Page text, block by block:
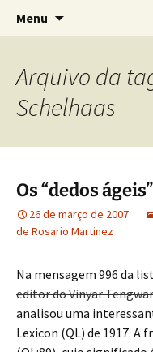
Tolkien e o
Sobre as línguas
Menu
conteúdo
Arquivo da
Schelhaas
Os “dedos
26 de março de 2007
de Rosario Martinez
Na mensagem 996 da
editor do Vinyar Tengwar
analisou uma
Lexicon (QL) de 1917. A